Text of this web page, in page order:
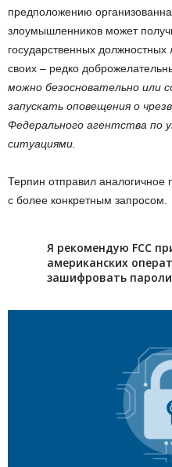
предположению
злоумышленников может
государственных должностных
своих – редко
можно безосновательно или
запускать оповещения о
Федерального агентства по
ситуациями.
Терпин отправил аналогичное
с более конкретным запросом.
Я рекомендую FCC
американских
зашифровать